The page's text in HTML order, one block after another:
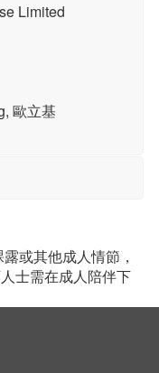
Limited
歐立基
或其他成人情節，
士需在成人陪伴下